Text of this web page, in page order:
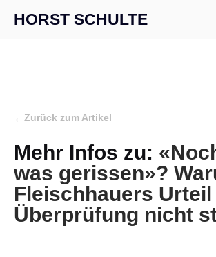
HORST SCHULTE
← Zurück zum Artikel
Mehr Infos zu:
was gerissen»?
Fleischhauers
Überprüfung nicht